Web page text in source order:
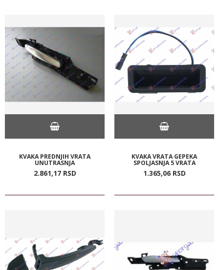
KVAKA PREDNJIH VRATA
UNUTRASNJA
2.861,17 RSD
KVAKA VRATA GEPEKA
SPOLJASNJA 5 VRATA
1.365,06 RSD